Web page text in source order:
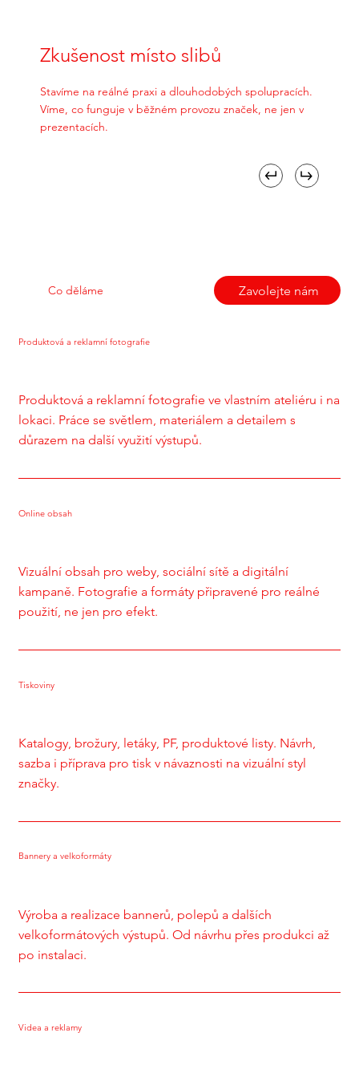
Zkušenost místo slibů
Stavíme na reálné praxi a dlouhodobých spolupracích.
Víme, co funguje v běžném provozu značek, ne jen v
prezentacích.
Co děláme Zavolejte nám
Produktová a reklamní fotografie
Produktová a reklamní fotografie ve vlastním ateliéru i na
lokaci. Práce se světlem, materiálem a detailem s
důrazem na další využití výstupů.
Online obsah
Vizuální obsah pro weby, sociální sítě a digitální
kampaně. Fotografie a formáty připravené pro reálné
použití, ne jen pro efekt.
Tiskoviny
Katalogy, brožury, letáky, PF, produktové listy. Návrh,
sazba i příprava pro tisk v návaznosti na vizuální styl
značky.
Bannery a velkoformáty
Výroba a realizace bannerů, polepů a dalších
velkoformátových výstupů. Od návrhu přes produkci až
po instalaci.
Videa a reklamy